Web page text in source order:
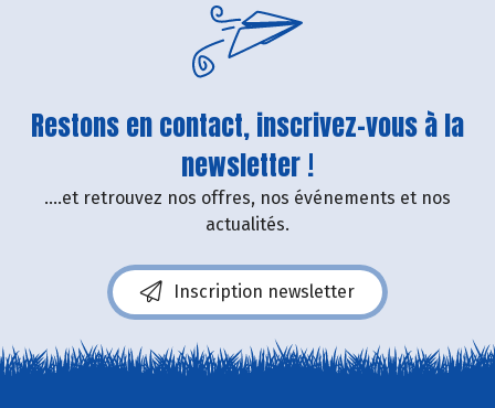
Restons en contact, inscrivez-vous à la
newsletter !
....et retrouvez nos offres, nos événements et nos
actualités.
Inscription newsletter